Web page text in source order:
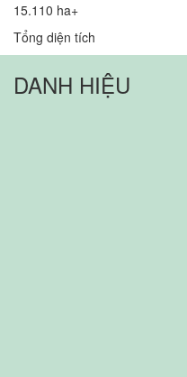
15.110 ha+
Tổng diện tích
DANH HIỆU